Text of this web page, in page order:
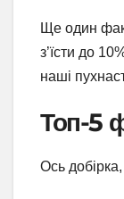
Ще один
з’їсти до
наші
Топ-5
Ось